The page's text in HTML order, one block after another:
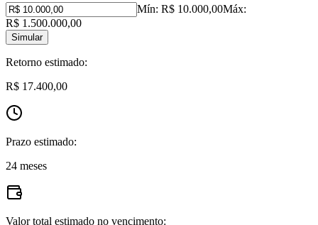
Mín: R$ 10.000,00Máx:
R$ 1.500.000,00
Simular
Retorno estimado:
R$ 17.400,00
Prazo estimado:
24 meses
Valor total estimado no vencimento: